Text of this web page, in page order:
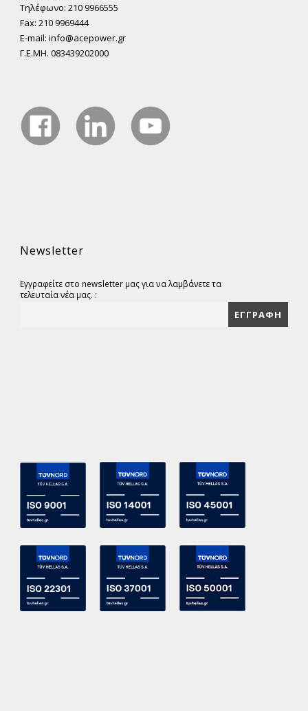
Τηλέφωνο: 210 9966555
Fax: 210 9969444
E-mail: info@acepower.gr
Γ.Ε.ΜΗ. 083439202000
Newsletter
Εγγραφείτε στο newsletter μας για να λαμβάνετε τα
τελευταία νέα μας. :